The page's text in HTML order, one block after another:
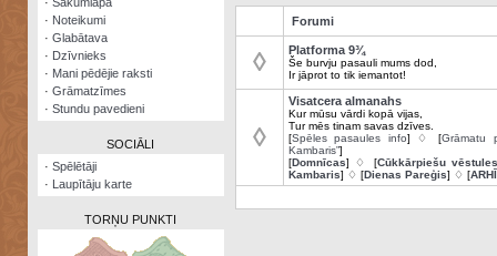
Visatcera
almanahs
Arhīvs
· Noteikumi
· Glabātava
· Dzīvnieks
· Mani pēdējie raksti
· Grāmatzīmes
· Stundu pavedieni
SOCIĀLI
· Spēlētāji
· Laupītāju karte
TORŅU PUNKTI
Forumi
◊ Platforma 9¾
Še burvju pasauli mums dod,
Ir jāprot to tik iemantot!
◊
Visatcera almanahs
Kur mūsu vārdi kopā vijas,
Tur mēs tinam savas dzīves.
[Spēles pasaules info] ♢ [Grāmatu
Kambaris”]
[Domnīcas] ♢ [Cūkkārpiešu vēstules
Kambaris] ♢ [Dienas Pareģis] ♢ [